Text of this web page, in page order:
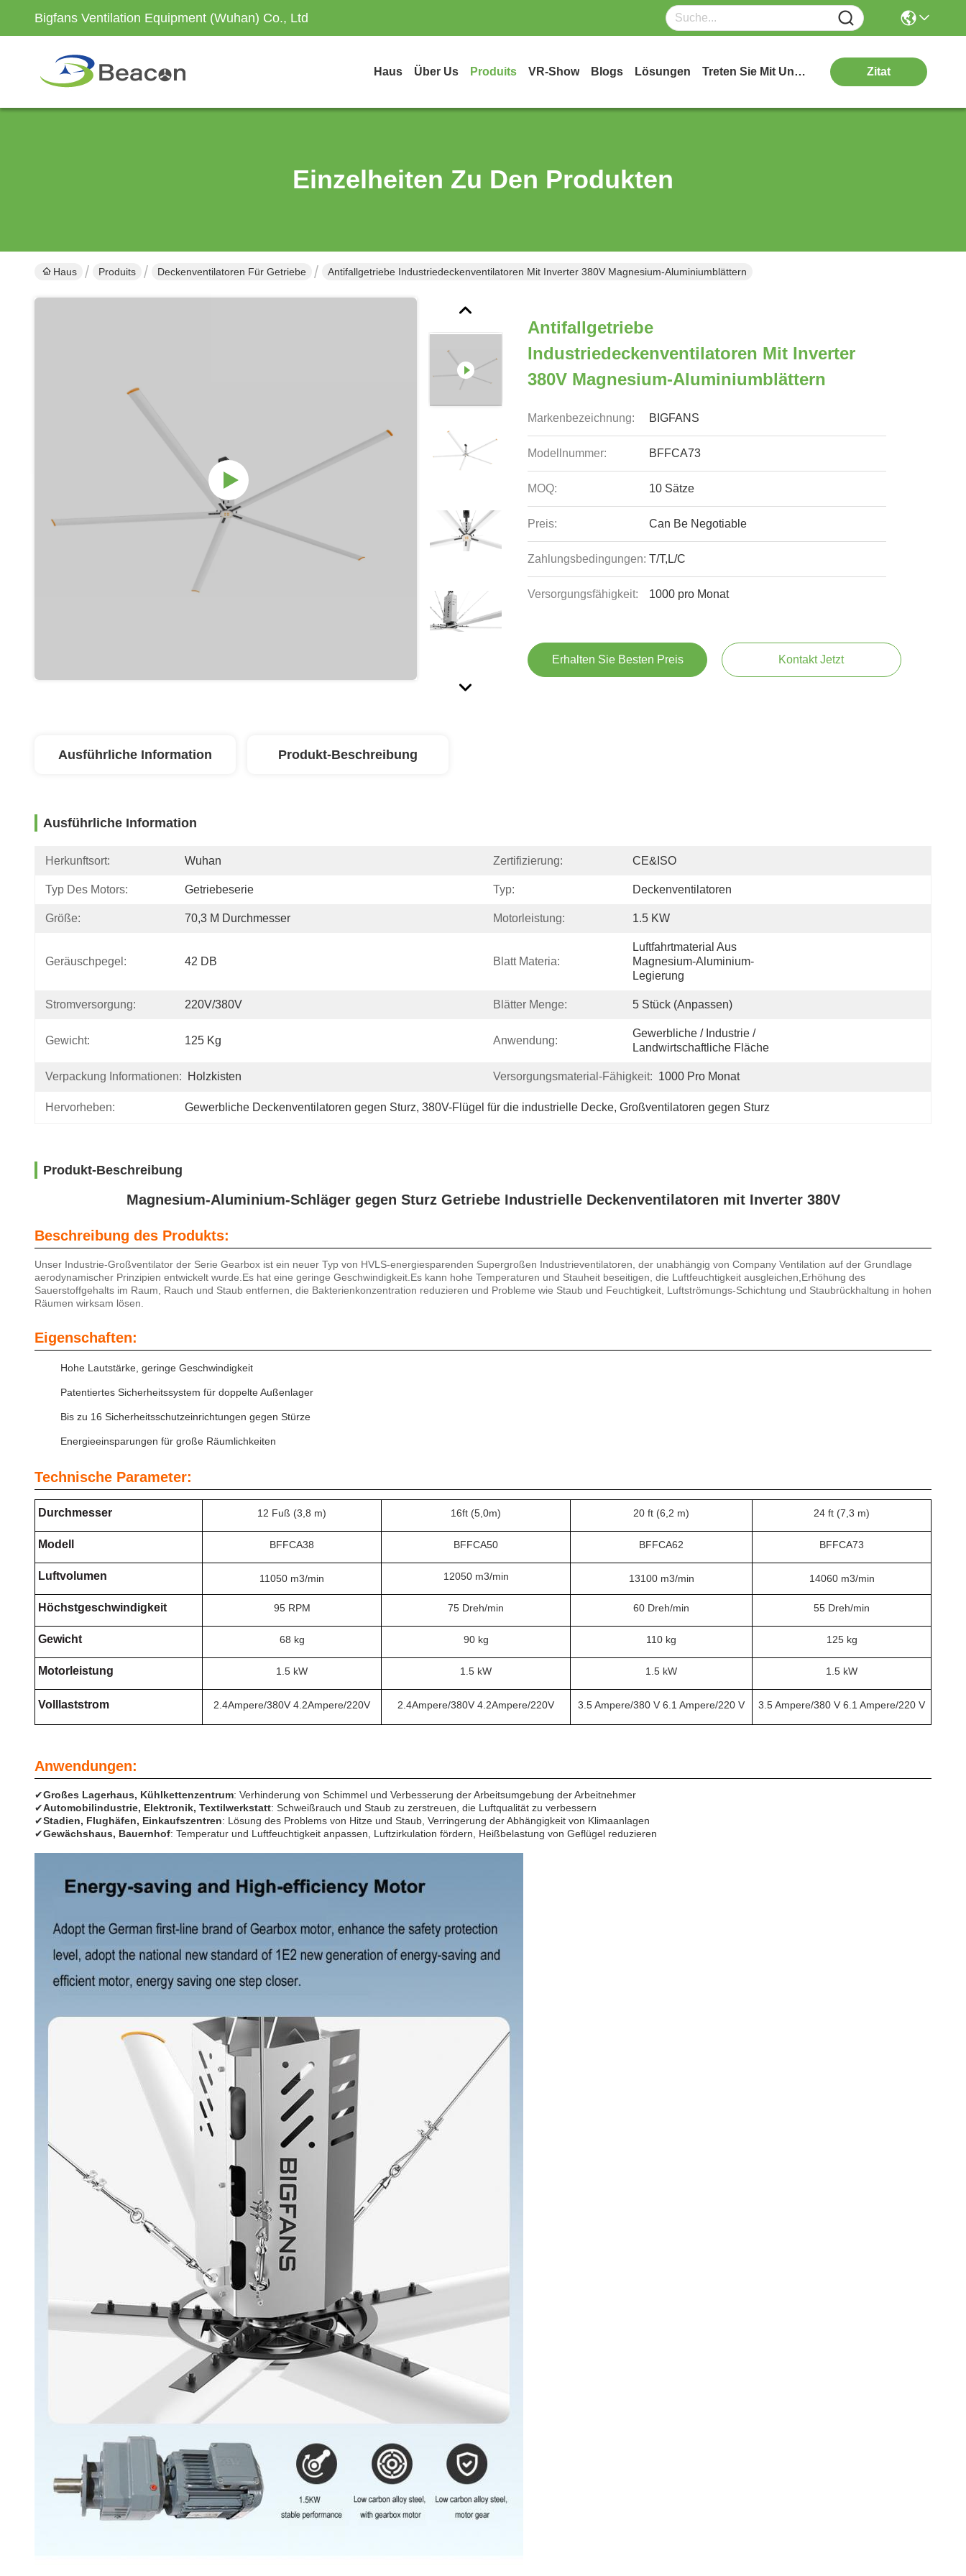
Bigfans Ventilation Equipment (Wuhan) Co., Ltd
Haus Über Us Produits VR-Show Blogs Lösungen Treten Sie Mit Uns In Verbindung Zitat
Einzelheiten Zu Den Produkten
Haus Produits Deckenventilatoren Für Getriebe Antifallgetriebe Industriedeckenventilatoren Mit Inverter 380V Magnesium-Aluminiumblättern
Antifallgetriebe
Industriedeckenventilatoren Mit Inverter
380V Magnesium-Aluminiumblättern
Markenbezeichnung: BIGFANS
Modellnummer: BFFCA73
MOQ: 10 Sätze
Preis: Can Be Negotiable
Zahlungsbedingungen: T/T,L/C
Versorgungsfähigkeit: 1000 pro Monat
Erhalten Sie Besten Preis Kontakt Jetzt
Ausführliche Information Produkt-Beschreibung
Ausführliche Information
Herkunftsort: Wuhan Zertifizierung: CE&ISO
Typ Des Motors: Getriebeserie Typ: Deckenventilatoren
Größe: 70,3 M Durchmesser Motorleistung: 1.5 KW
Geräuschpegel: 42 DB Blatt Materia:
Luftfahrtmaterial Aus
Magnesium-Aluminium-
Legierung
Stromversorgung: 220V/380V Blätter Menge: 5 Stück (anpassen)
Gewicht: 125 Kg Anwendung:
Gewerbliche / Industrie /
Landwirtschaftliche Fläche
Verpackung Informationen: Holzkisten Versorgungsmaterial-Fähigkeit: 1000 Pro Monat
Hervorheben: Gewerbliche Deckenventilatoren gegen Sturz, 380V-Flügel für die industrielle Decke, Großventilatoren gegen Sturz
Produkt-Beschreibung
Magnesium-Aluminium-Schläger gegen Sturz Getriebe Industrielle Deckenventilatoren mit Inverter 380V
Beschreibung des Produkts:
Unser Industrie-Großventilator der Serie Gearbox ist ein neuer Typ von HVLS-energiesparenden Supergroßen Industrieventilatoren, der unabhängig von Company Ventilation auf der Grundlage
aerodynamischer Prinzipien entwickelt wurde.Es hat eine geringe Geschwindigkeit.Es kann hohe Temperaturen und Stauheit beseitigen, die Luftfeuchtigkeit ausgleichen,Erhöhung des
Sauerstoffgehalts im Raum, Rauch und Staub entfernen, die Bakterienkonzentration reduzieren und Probleme wie Staub und Feuchtigkeit, Luftströmungs-Schichtung und Staubrückhaltung in hohen
Räumen wirksam lösen.
Eigenschaften:
Hohe Lautstärke, geringe Geschwindigkeit
Patentiertes Sicherheitssystem für doppelte Außenlager
Bis zu 16 Sicherheitsschutzeinrichtungen gegen Stürze
Energieeinsparungen für große Räumlichkeiten
Technische Parameter:
Durchmesser 12 Fuß (3,8 m) 16ft (5,0m) 20 ft (6,2 m) 24 ft (7,3 m)
Modell BFFCA38 BFFCA50 BFFCA62 BFFCA73
Luftvolumen 11050 m3/min 12050 m3/min 13100 m3/min 14060 m3/min
Höchstgeschwindigkeit 95 RPM 75 Dreh/min 60 Dreh/min 55 Dreh/min
Gewicht 68 kg 90 kg 110 kg 125 kg
Motorleistung 1.5 kW 1.5 kW 1.5 kW 1.5 kW
Volllaststrom 2.4Ampere/380V 4.2Ampere/220V 2.4Ampere/380V 4.2Ampere/220V 3.5 Ampere/380 V 6.1 Ampere/220 V 3.5 Ampere/380 V 6.1 Ampere/220 V
Anwendungen:
✔Großes Lagerhaus, Kühlkettenzentrum: Verhinderung von Schimmel und Verbesserung der Arbeitsumgebung der Arbeitnehmer
✔Automobilindustrie, Elektronik, Textilwerkstatt: Schweißrauch und Staub zu zerstreuen, die Luftqualität zu verbessern
✔Stadien, Flughäfen, Einkaufszentren: Lösung des Problems von Hitze und Staub, Verringerung der Abhängigkeit von Klimaanlagen
✔Gewächshaus, Bauernhof: Temperatur und Luftfeuchtigkeit anpassen, Luftzirkulation fördern, Heißbelastung von Geflügel reduzieren